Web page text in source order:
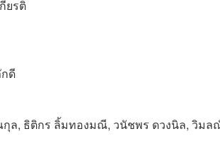
ยรติ
ดี
ล, ธิติกร ลิ้มทองมณี, วนัชพร ดวงนิล, วิม